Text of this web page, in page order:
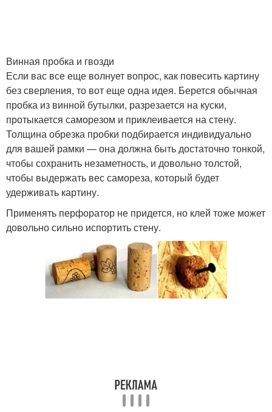
Винная пробка и гвозди
Если вас все еще волнует вопрос, как повесить картину
без сверления, то вот еще одна идея. Берется обычная
пробка из винной бутылки, разрезается на куски,
протыкается саморезом и приклеивается на стену.
Толщина обрезка пробки подбирается индивидуально
для вашей рамки — она должна быть достаточно тонкой,
чтобы сохранить незаметность, и довольно толстой,
чтобы выдержать вес самореза, который будет
удерживать картину.
Применять перфоратор не придется, но клей тоже может
довольно сильно испортить стену.